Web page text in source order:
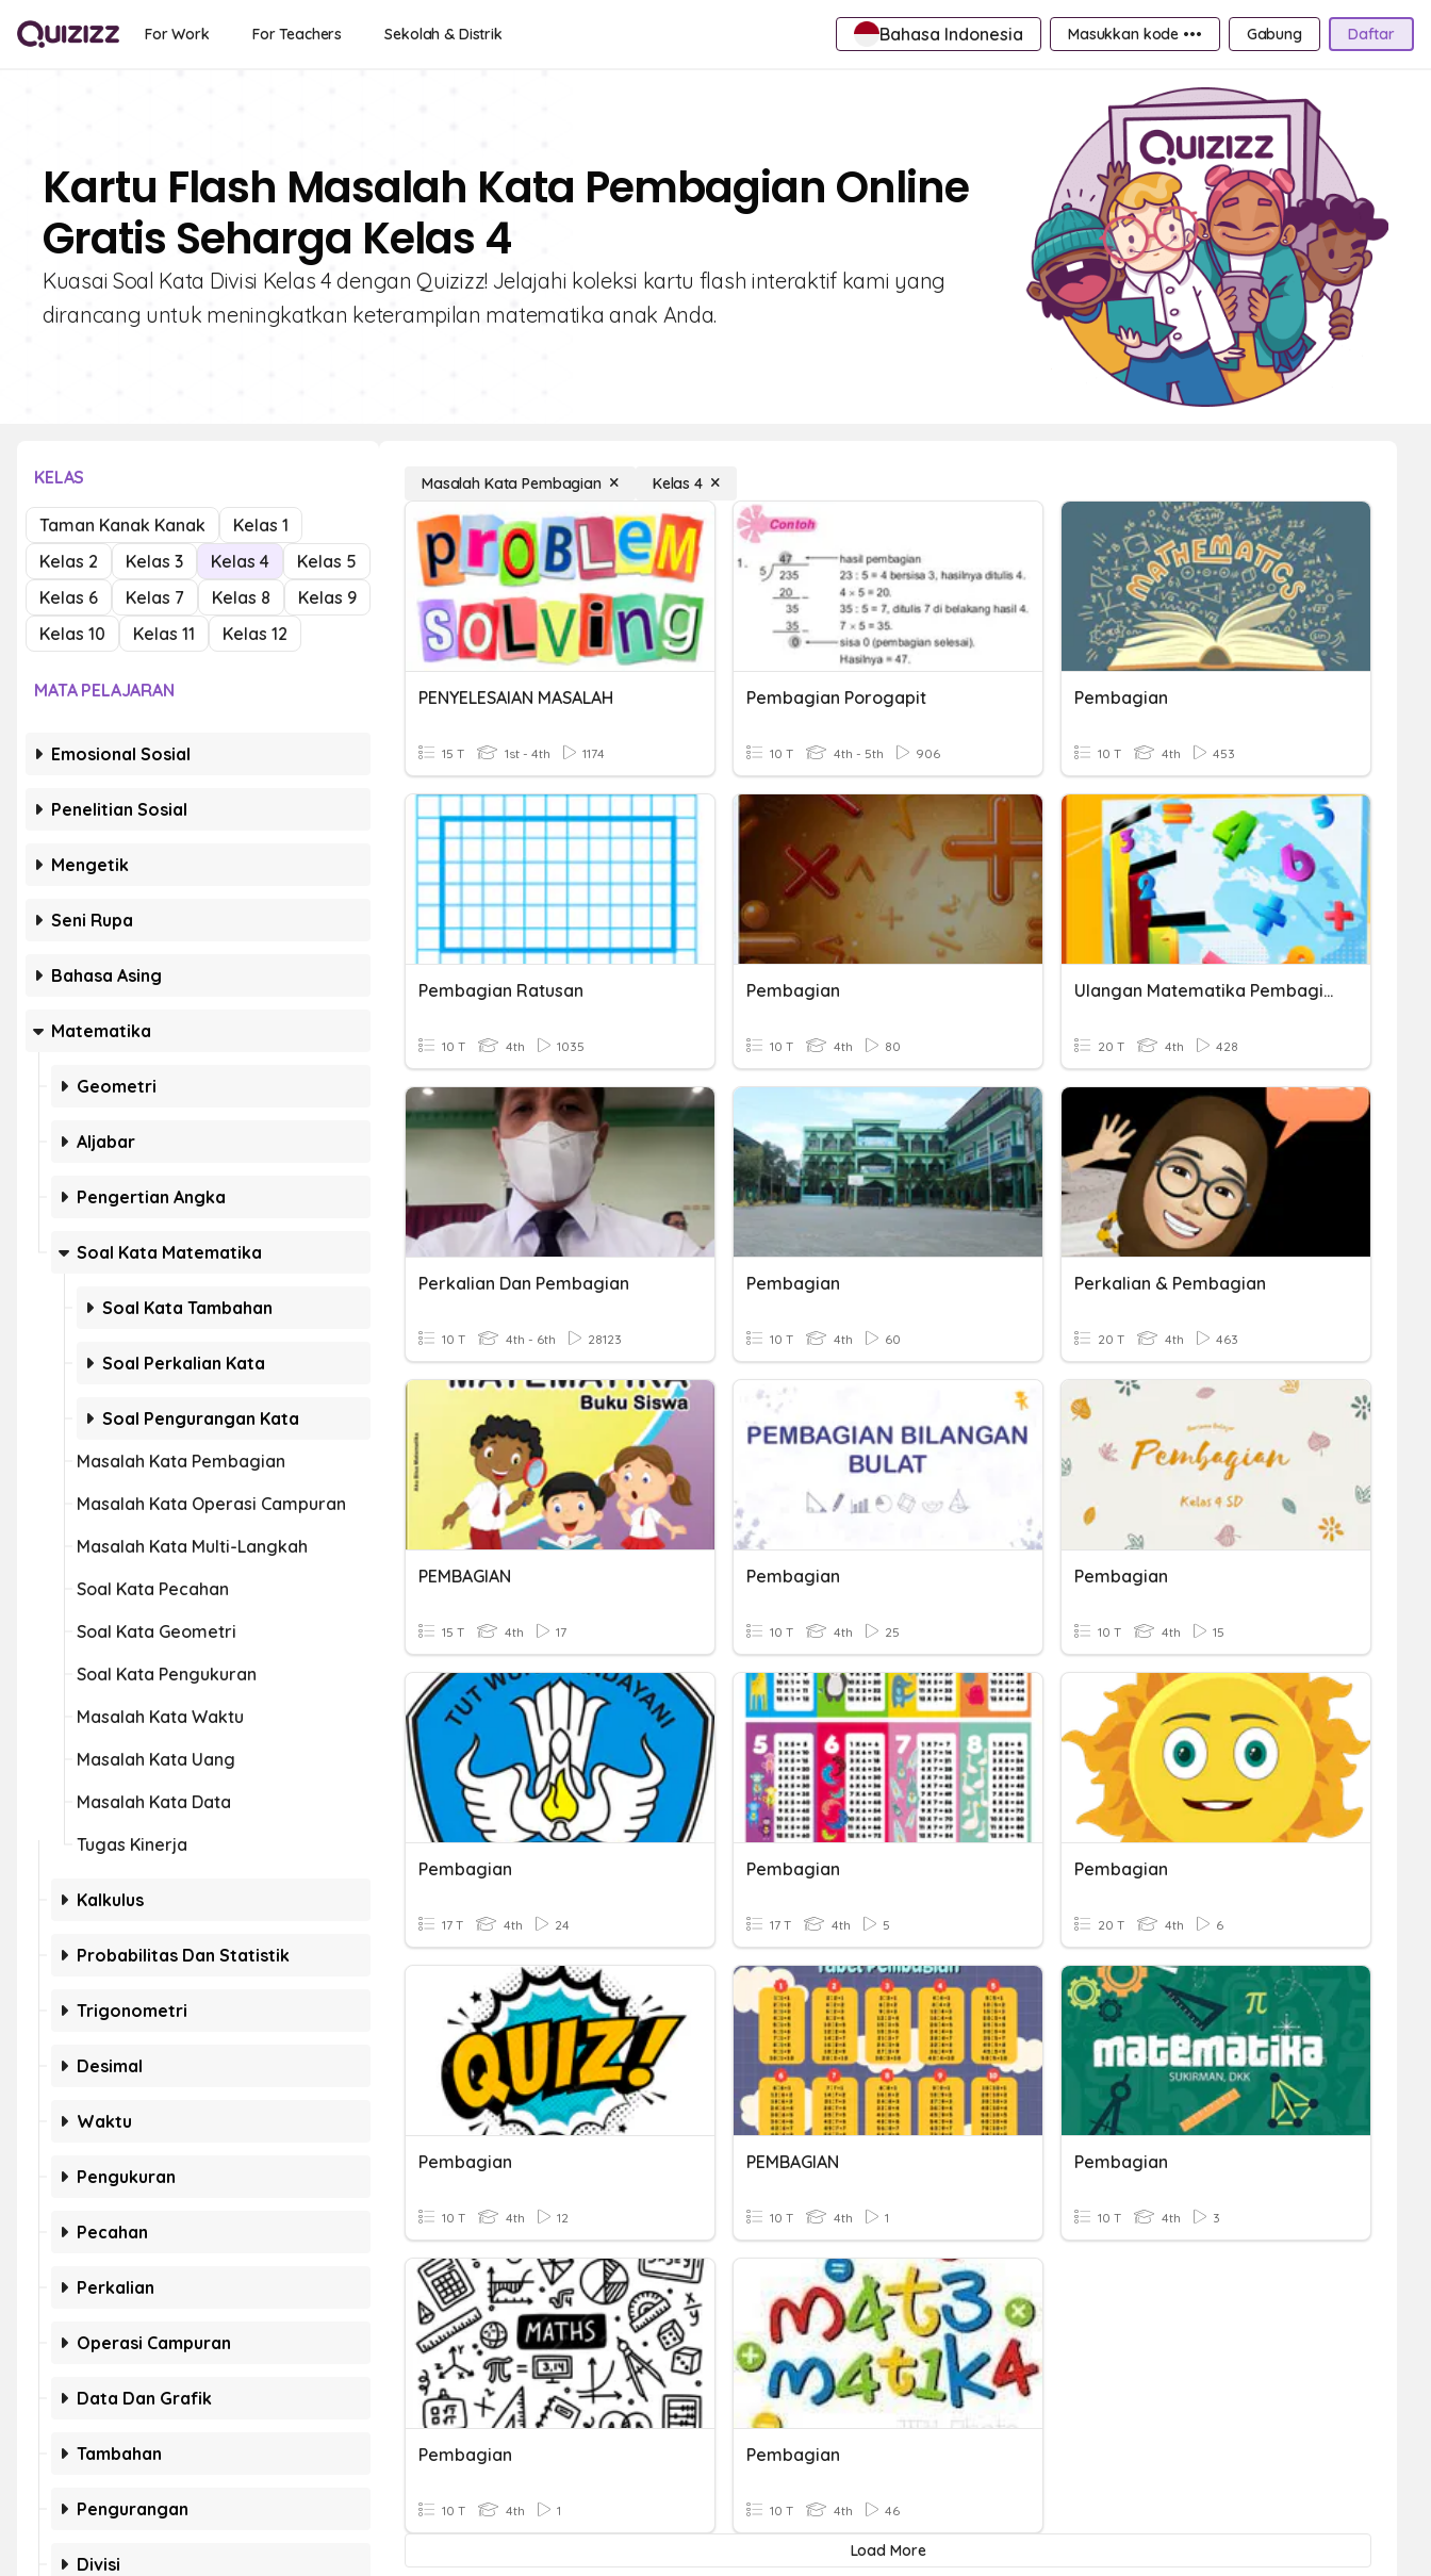
For Work For Teachers Sekolah & Distrik Bahasa Indonesia Masukkan kode ••• Gabung Daftar
Kartu Flash Masalah Kata Pembagian Online
Gratis Seharga Kelas 4
Kuasai Soal Kata Divisi Kelas 4 dengan Quizizz! Jelajahi koleksi kartu flash interaktif kami yang
dirancang untuk meningkatkan keterampilan matematika anak Anda.
KELAS
Taman Kanak Kanak
Kelas 1
Kelas 2
Kelas 3 Kelas 4
Kelas 5
Kelas 6
Kelas 7 Kelas 8
Kelas 9
Kelas 10
Kelas 11 Kelas 12
MATA PELAJARAN
Emosional Sosial
Penelitian Sosial
Mengetik
Seni Rupa
Bahasa Asing
Matematika
Geometri
Aljabar
Pengertian Angka
Soal Kata Matematika
Soal Kata Tambahan
Soal Perkalian Kata
Soal Pengurangan Kata
Masalah Kata Pembagian
Masalah Kata Operasi Campuran
Masalah Kata Multi-Langkah
Soal Kata Pecahan
Soal Kata Geometri
Soal Kata Pengukuran
Masalah Kata Waktu
Masalah Kata Uang
Masalah Kata Data
Tugas Kinerja
Kalkulus
Probabilitas Dan Statistik
Trigonometri
Desimal
Waktu
Pengukuran
Pecahan
Perkalian
Operasi Campuran
Data Dan Grafik
Tambahan
Pengurangan
Divisi
Masalah Kata Pembagian Kelas 4
PENYELESAIAN MASALAH
15 T 1st - 4th 1174
Pembagian Porogapit
10 T 4th - 5th 906
Pembagian
10 T 4th 453
Pembagian Ratusan
10 T 4th 1035
Pembagian
10 T 4th 80
Ulangan Matematika Pembagian
20 T 4th 428
Perkalian Dan Pembagian
10 T 4th - 6th 28123
Pembagian
10 T 4th 60
Perkalian & Pembagian
20 T 4th 463
PEMBAGIAN
15 T 4th 17
Pembagian
10 T 4th 25
Pembagian
10 T 4th 15
Pembagian
17 T 4th 24
Pembagian
17 T 4th 5
Pembagian
20 T 4th 6
Pembagian
10 T 4th 12
PEMBAGIAN
10 T 4th 1
Pembagian
10 T 4th 3
Pembagian
10 T 4th 1
Pembagian
10 T 4th 46
Load More